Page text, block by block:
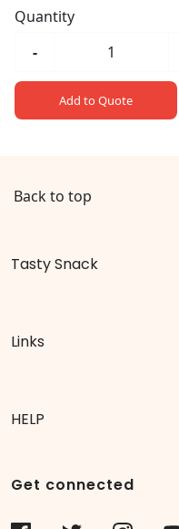
Quantity
-
Add to Quote
Back to top
Tasty Snack
Links
HELP
Get connected